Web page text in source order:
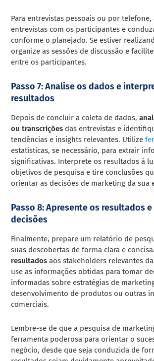
Para entrevistas pessoais ou por telefone,
entrevistas com os participantes e
conforme o planejado. Se estiver
organize as sessões de discussão e
entre os participantes.
Passo 7: Analise os dados e
resultados
Depois de concluir a coleta de dados,
ou transcrições das entrevistas e
tendências e insights relevantes. Utilize
estatísticas, se necessário, para extrair
significativas. Interprete os resultados à
objetivos de pesquisa e tire conclusões
orientar as decisões de marketing da sua
Passo 8: Apresente os resultados
decisões
Finalmente, prepare um relatório de
suas descobertas de forma clara e concisa.
resultados aos stakeholders relevantes
use as informações obtidas para tomar
informadas sobre estratégias de
desenvolvimento de produtos ou outras
comerciais.
Lembre-se de que a pesquisa de
ferramenta poderosa para orientar o
negócio, desde que seja conduzida de